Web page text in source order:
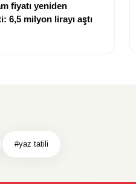
fiyatı yeniden
6,5 milyon lirayı aştı
#yaz tatili